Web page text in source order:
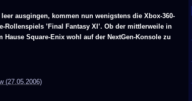
ausgingen, kommen nun wenigstens die Xbox-360-
Rollenspiels ’Final Fantasy XI’. Ob der mittlerweile in
Hause Square-Enix wohl auf der NextGen-Konsole zu
(27.05.2006)